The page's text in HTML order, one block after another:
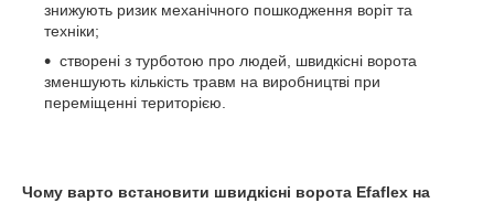
знижують ризик механічного пошкодження воріт та
техніки;
створені з турботою про людей, швидкісні ворота
зменшують кількість травм на виробництві при
переміщенні територією.
Чому варто встановити швидкісні ворота Efaflex на